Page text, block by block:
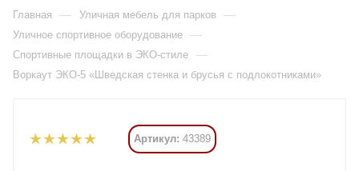
Главная — Уличная мебель для парков —
Уличное спортивное оборудование —
Спортивные площадки в ЭКО-стиле —
Воркаут ЭКО-5 «Шведская стенка и брусья с подлокотниками»
Артикул: 43389